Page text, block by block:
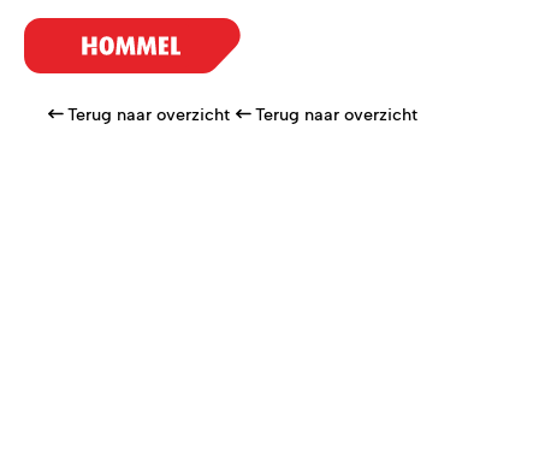
Terug naar overzicht Terug naar overzicht